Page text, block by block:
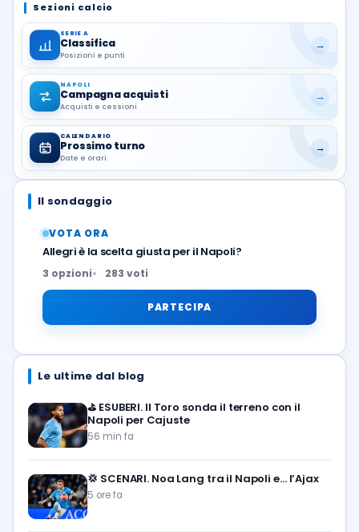
Sezioni calcio
SERIE A
Classifica
Posizioni e punti
→
NAPOLI
Campagna acquisti
Acquisti e cessioni
→
CALENDARIO
Prossimo turno
Date e orari
→
Il sondaggio
VOTA ORA
Allegri è la scelta giusta per il Napoli?
3 opzioni 283 voti
PARTECIPA
Le ultime dal blog
⛳ ESUBERI. Il Toro sonda il terreno con il
Napoli per Cajuste
56 min fa
💢 SCENARI. Noa Lang tra il Napoli e… l’Ajax
5 ore fa